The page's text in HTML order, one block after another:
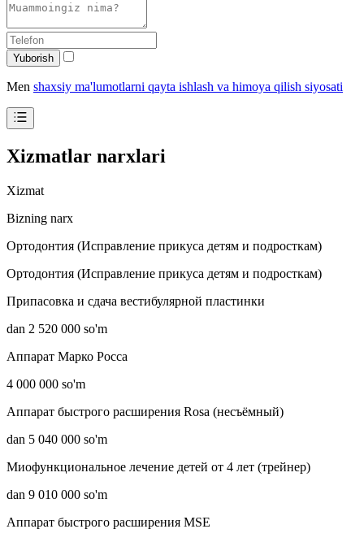
Yuborish
Men shaxsiy ma'lumotlarni qayta ishlash va himoya qilish siyosati
Xizmatlar narxlari
Xizmat
Bizning narx
Ортодонтия (Исправление прикуса детям и подросткам)
Ортодонтия (Исправление прикуса детям и подросткам)
Припасовка и сдача вестибулярной пластинки
dan 2 520 000 so'm
Аппарат Марко Росса
4 000 000 so'm
Аппарат быстрого расширения Rosa (несъёмный)
dan 5 040 000 so'm
Миофункциональное лечение детей от 4 лет (трейнер)
dan 9 010 000 so'm
Аппарат быстрого расширения MSE